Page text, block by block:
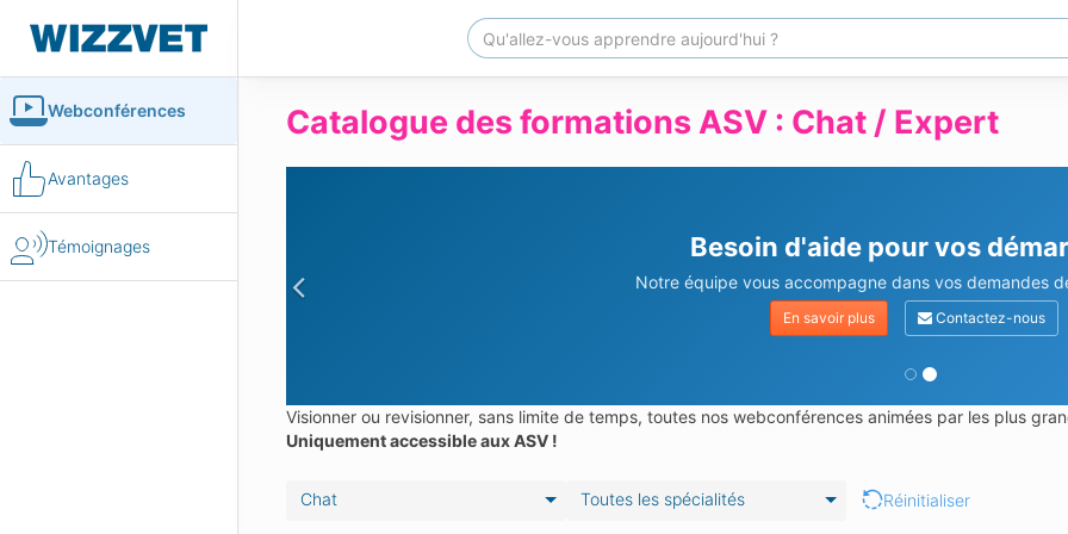
Webconférences
Avantages
Témoignages
Catalogue des formations ASV : Chat / Expert
Besoin d'aide pour vos
Notre équipe vous accompagne dans vos demandes
En savoir plus Contactez-nous
Previous
Visionner ou revisionner, sans limite de temps, toutes nos webconférences animées par les plus
Uniquement accessible aux ASV !
Chat Toutes les spécialités Réinitialiser